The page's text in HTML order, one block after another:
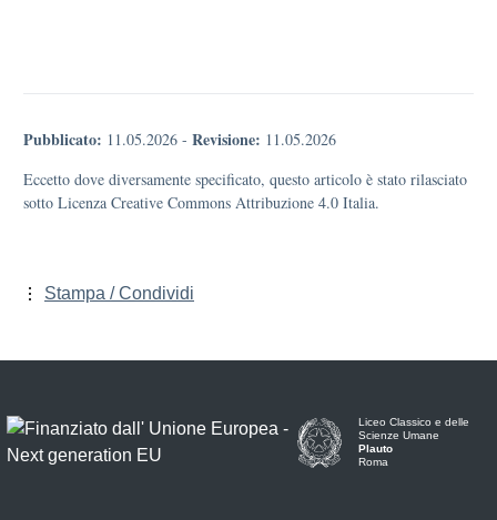
Pubblicato: 11.05.2026 - Revisione: 11.05.2026
Eccetto dove diversamente specificato, questo articolo è stato rilasciato
sotto Licenza Creative Commons Attribuzione 4.0 Italia.
Stampa / Condividi
Liceo Classico e delle
Scienze Umane
Plauto
Roma